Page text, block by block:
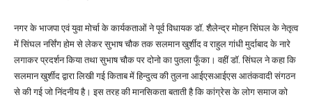
नगर के भाजपा एवं युवा मोर्चा के कार्यकताओं ने पूर्व विधायक डॉ. शैलेन्द्र मोहन सिंघल के नेतृत्व
में सिंघल नर्सिंग होम से लेकर सुभाष चौक तक सलमान खुर्शीद व राहुल गांधी मुर्दाबाद के नारे
लगाकर प्रदर्शन किया तथा सुभाष चौक पर दोनो का पुतला फूँका। वहीं डॉ. सिंघल ने कहा कि
सलमान खुर्शीद द्वारा लिखी गई किताब में हिन्दुत्व की तुलना आईएसआईएस आतंकवादी संगठन
से की गई जो निंदनीय है। इस तरह की मानसिकता बताती है कि कांग्रेस के लोग समाज को